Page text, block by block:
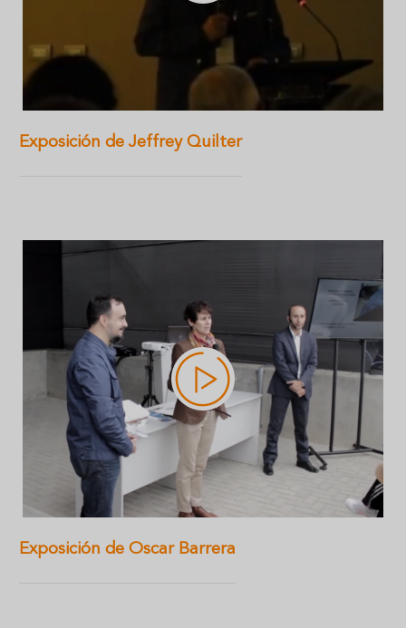
Exposición de Jeffrey Quilter
Exposición de Oscar Barrera